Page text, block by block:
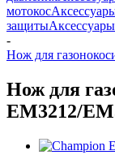
мотокос
защиты
-
Нож для
Нож для
EM3212/